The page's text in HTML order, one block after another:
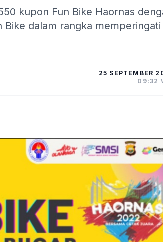
kupon Fun Bike Haornas
Bike dalam rangka memperingati
25 SEPTEMBER
09:32